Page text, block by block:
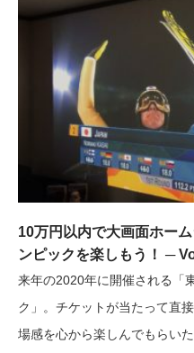
10万円以内で大画面ホー
ンピックを楽しもう！ ─
来年の2020年に開催される「
ク」。チケットが当たって直
場感を心から楽しんでもらい